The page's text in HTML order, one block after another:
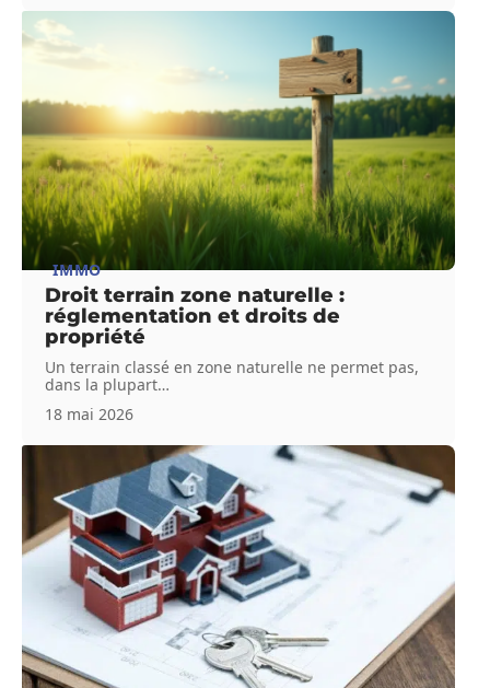
IMMO
Droit terrain zone naturelle :
réglementation et droits de
propriété
Un terrain classé en zone naturelle ne permet pas,
dans la plupart…
18 mai 2026